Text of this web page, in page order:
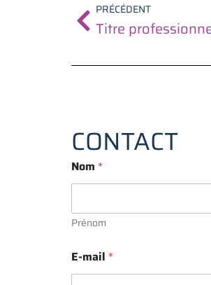
Précédent
PRÉCÉDENT
Titre
CONTACT
Nom *
Prénom
E-mail *